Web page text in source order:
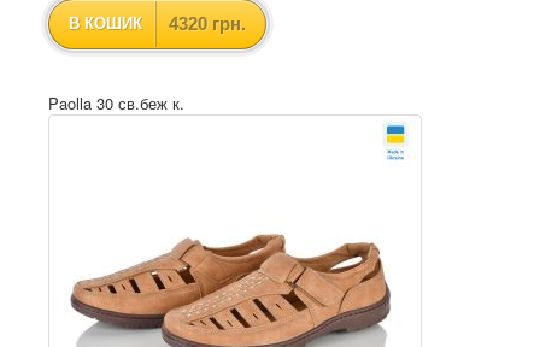
В КОШИК 4320 грн.
Paolla 30 св.беж к.